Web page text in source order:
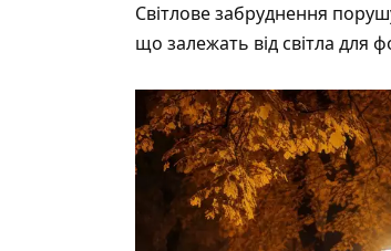
Світлове забруднення
що залежать від світла для